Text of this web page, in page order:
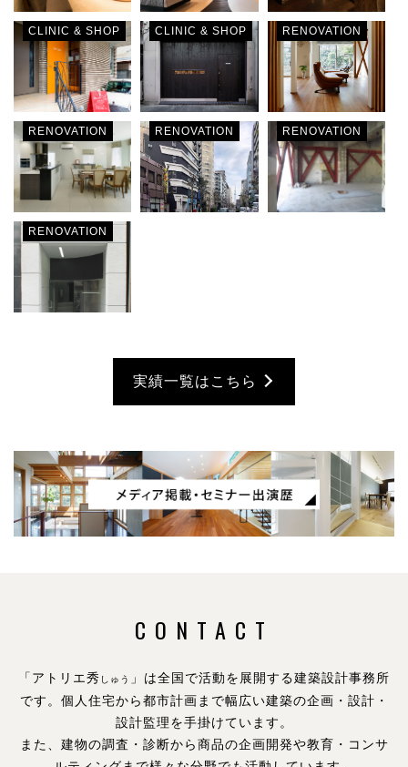
CLINIC & SHOP CLINIC & SHOP RENOVATION
RENOVATION RENOVATION RENOVATION
RENOVATION
実績一覧はこちら
CONTACT
「アトリエ秀 しゅう
」は全国で活動を展開する建築設計事務所
です。 個人住宅から都市計画まで幅広い建築の企画・設計・
設計監理を手掛けています。
また、建物の調査・診断から商品の企画開発や教育・コンサ